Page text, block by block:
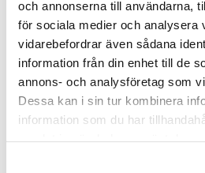
och annonserna till användarna,
för sociala medier och analysera
vidarebefordrar även sådana
information från din enhet till de
annons- och analysföretag som
Dessa kan i sin tur kombinera
information som du har
Aktuellt
Filmgalleri
TellUs
Kontakt